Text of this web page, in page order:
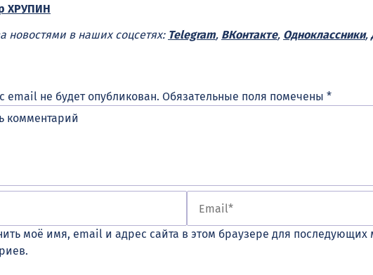
ХРУПИН
новостями в наших соцсетях: Telegram, ВКонтакте, Одноклассники,
email не будет опубликован. Обязательные поля помечены *
моё имя, email и адрес сайта в этом браузере для последующих